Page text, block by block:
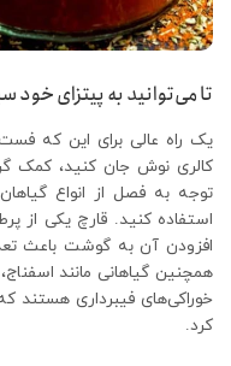
تا می‌توانید به پیتزای خود
یک راه عالی برای این که
کالری نوش جان کنید، کمک
توجه به فصل از انواع
استفاده کنید. قارچ یکی از
افزودن آن به گوشت باعث
همچنین گیاهانی مانند
خوراکی‌های فیبرداری هستند
کرد.